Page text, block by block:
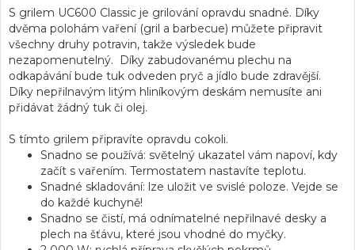
S grilem UC600 Classic je grilování opravdu snadné. Díky
dvěma polohám vaření (gril a barbecue) můžete připravit
všechny druhy potravin, takže výsledek bude
nezapomenutelný. Díky zabudovanému plechu na
odkapávání bude tuk odveden pryč a jídlo bude zdravější.
Díky nepřilnavým litým hliníkovým deskám nemusíte ani
přidávat žádný tuk či olej.
S tímto grilem připravíte opravdu cokoli.
Snadno se používá: světelný ukazatel vám napoví, kdy
začít s vařením. Termostatem nastavíte teplotu.
Snadné skladování: lze uložit ve svislé poloze. Vejde se
do každé kuchyně!
Snadno se čistí, má odnímatelné nepřilnavé desky a
plech na šťávu, které jsou vhodné do myčky.